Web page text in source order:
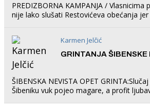
PREDIZBORNA KAMPANJA / Vlasnicima
nije lako slušati Restovićeva obećanja
Karmen Jelčić
GRINTANJA ŠIBENSKE
ŠIBENSKA NEVISTA OPET
Šibeniku vuk pojeo magare, a profit